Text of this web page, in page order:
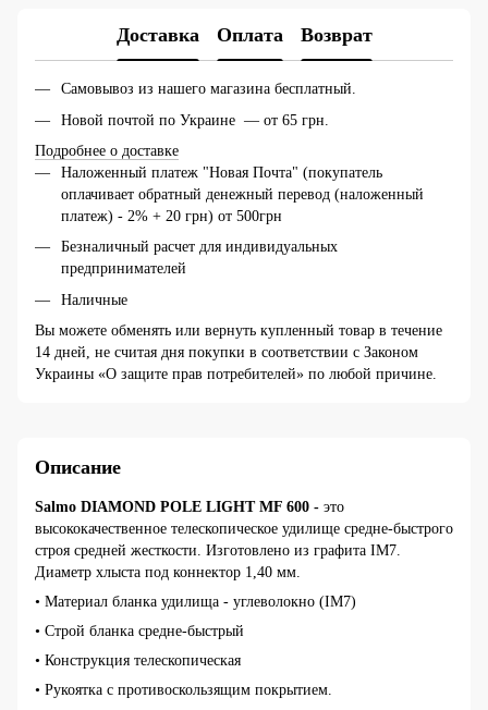
Доставка Оплата Возврат
Самовывоз из нашего магазина бесплатный.
Новой почтой по Украине — от 65 грн.
Подробнее о доставке
Наложенный платеж "Новая Почта" (покупатель
оплачивает обратный денежный перевод (наложенный
платеж) - 2% + 20 грн) от 500грн
Безналичный расчет для индивидуальных
предпринимателей
Наличные
Вы можете обменять или вернуть купленный товар в течение
14 дней, не считая дня покупки в соответствии с Законом
Украины «О защите прав потребителей» по любой причине.
Описание
Salmo DIAMOND POLE LIGHT MF 600 - это
высококачественное телескопическое удилище средне-быстрого
строя средней жесткости. Изготовлено из графита IM7.
Диаметр хлыста под коннектор 1,40 мм.
• Материал бланка удилища - углеволокно (IM7)
• Строй бланка средне-быстрый
• Конструкция телескопическая
• Рукоятка с противоскользящим покрытием.